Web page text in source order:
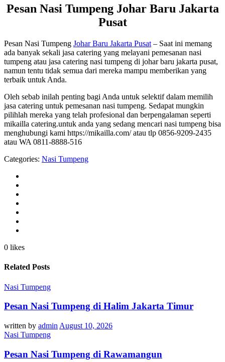
Pesan Nasi Tumpeng Johar Baru Jakarta
Pusat
Pesan Nasi Tumpeng Johar Baru Jakarta Pusat – Saat ini memang
ada banyak sekali jasa catering yang melayani pemesanan nasi
tumpeng atau jasa catering nasi tumpeng di johar baru jakarta pusat,
namun tentu tidak semua dari mereka mampu memberikan yang
terbaik untuk Anda.
Oleh sebab inilah penting bagi Anda untuk selektif dalam memilih
jasa catering untuk pemesanan nasi tumpeng. Sedapat mungkin
pilihlah mereka yang telah profesional dan berpengalaman seperti
mikailla catering.untuk anda yang sedang mencari nasi tumpeng bisa
menghubungi kami https://mikailla.com/ atau tlp 0856-9209-2435
atau WA 0811-8888-516
Categories: Nasi Tumpeng
0 likes
Related Posts
Nasi Tumpeng
Pesan Nasi Tumpeng di Halim Jakarta Timur
written by admin August 10, 2026
Nasi Tumpeng
Pesan Nasi Tumpeng di Rawamangun